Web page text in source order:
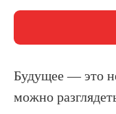
Будущее — это
можно